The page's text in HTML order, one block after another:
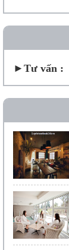
►Tư vấn :